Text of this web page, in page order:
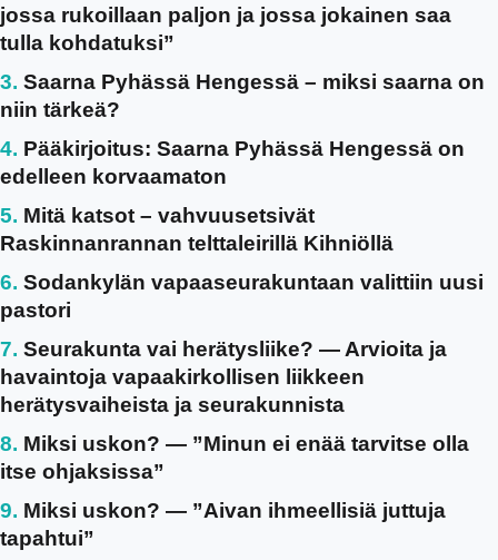
jossa rukoillaan paljon ja jossa jokainen saa
tulla kohdatuksi”
Saarna Pyhässä Hengessä – miksi saarna on
niin tärkeä?
Pääkirjoitus: Saarna Pyhässä Hengessä on
edelleen korvaamaton
Mitä katsot – vahvuusetsivät
Raskinnanrannan telttaleirillä Kihniöllä
Sodankylän vapaaseurakuntaan valittiin uusi
pastori
Seurakunta vai herätysliike? — Arvioita ja
havaintoja vapaakirkollisen liikkeen
herätysvaiheista ja seurakunnista
Miksi uskon? — ”Minun ei enää tarvitse olla
itse ohjaksissa”
Miksi uskon? — ”Aivan ihmeellisiä juttuja
tapahtui”